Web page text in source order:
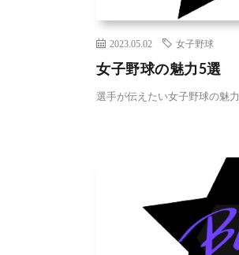
2023.05.02 女子野球
女子野球の魅力5選
選手が伝えたい女子野球の魅力